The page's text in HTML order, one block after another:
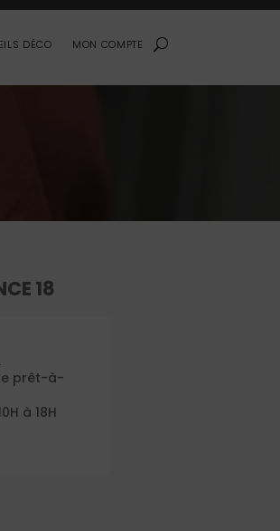
DÉCO MON COMPTE
18
prêt-à-
à 18H